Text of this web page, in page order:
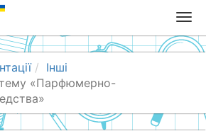
T
o
g
n
a
Інші
тему «Парфюмерно-